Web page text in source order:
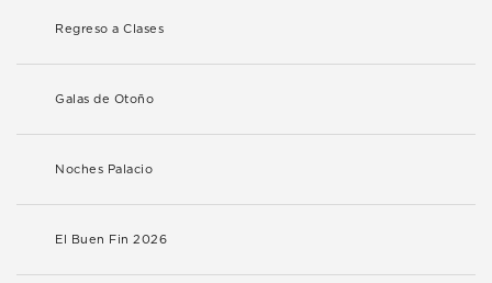
Regreso a Clases
Galas de Otoño
Noches Palacio
El Buen Fin 2026